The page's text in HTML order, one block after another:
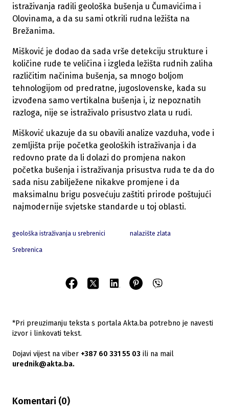
istraživanja radili geološka bušenja u Čumavićima i
Olovinama, a da su sami otkrili rudna ležišta na
Brežanima.
Mišković je dodao da sada vrše detekciju strukture i
količine rude te veličina i izgleda ležišta rudnih zaliha
različitim načinima bušenja, sa mnogo boljom
tehnologijom od predratne, jugoslovenske, kada su
izvođena samo vertikalna bušenja i, iz nepoznatih
razloga, nije se istraživalo prisustvo zlata u rudi.
Mišković ukazuje da su obavili analize vazduha, vode i
zemljišta prije početka geoloških istraživanja i da
redovno prate da li dolazi do promjena nakon
početka bušenja i istraživanja prisustva ruda te da do
sada nisu zabilježene nikakve promjene i da
maksimalnu brigu posvećuju zaštiti prirode poštujući
najmodernije svjetske standarde u toj oblasti.
geološka istraživanja u srebrenici nalazište zlata
Srebrenica
*Pri preuzimanju teksta s portala Akta.ba potrebno je navesti
izvor i linkovati tekst.
Dojavi vijest na viber +387 60 331 55 03 ili na mail
urednik@akta.ba.
Komentari (0)